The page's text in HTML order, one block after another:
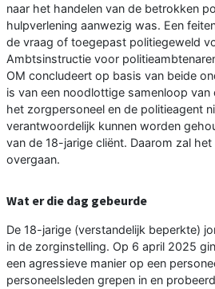
naar het handelen van de betrokken
hulpverlening aanwezig was. Een
de vraag of toegepast politiegeweld
Ambtsinstructie voor
OM concludeert op basis van beide
is van een noodlottige samenloop
het zorgpersoneel en de politieagent
verantwoordelijk kunnen worden
van de 18-jarige cliënt. Daarom zal
overgaan.
Wat er die dag gebeurde
De 18-jarige (verstandelijk beperkte)
in de zorginstelling. Op 6 april 2025
een agressieve manier op een
personeelsleden grepen in en